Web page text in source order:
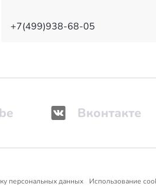
+7(499)938-68-05
Вконтакте
персональных данных Использование